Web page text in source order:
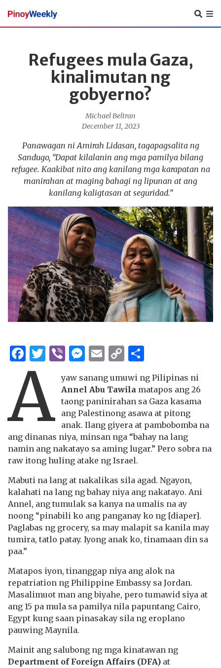
Pinoy
Weekly
Refugees mula Gaza,
kinalimutan ng
gobyerno?
Michael Beltran
December 11, 2023
Panawagan ni Amirah Lidasan, tagapagsalita ng
Sandugo, “Dapat kilalanin ang mga pamilya bilang
refugee. Kaakibat nito ang kanilang mga karapatan na
manirahan at maging bahagi ng lipunan at ang
kanilang kaligtasan at seguridad.”
Facebook
Twitter
ViberMessenger
Email
Copy
Link
A
yaw sanang umuwi ng Pilipinas ni
Annel Abu Tawila matapos ang 26
taong paninirahan sa Gaza kasama
ang Palestinong asawa at pitong
anak. Ilang giyera at pambobomba na
ang dinanas niya, minsan nga “bahay na lang
namin ang nakatayo sa aming lugar.” Pero sobra na
raw itong huling atake ng Israel.
Mabuti na lang at nakalikas sila agad. Ngayon,
kalahati na lang ng bahay niya ang nakatayo. Ani
Annel, ang tumulak sa kanya na umalis na ay
noong “pinabili ko ang panganay ko ng [diaper].
Paglabas ng grocery, sa may malapit sa kanila may
tumira, tatlo patay. Iyong anak ko, tinamaan din sa
paa.”
Matapos iyon, tinanggap niya ang alok na
repatriation ng Philippine Embassy sa Jordan.
Masalimuot man ang biyahe, pero tumawid siya at
ang 15 pa mula sa pamilya nila papuntang Cairo,
Egypt kung saan pinasakay sila ng eroplano
pauwing Maynila.
Mainit ang salubong ng mga kinatawan ng
Department of Foreign Affairs (DFA) at